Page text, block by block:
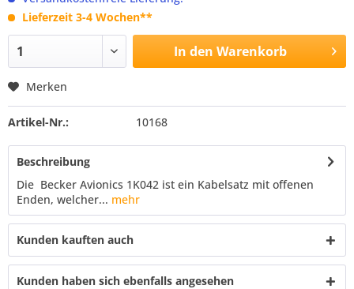
Lieferzeit 3-4 Wochen**
In den Warenkorb
Merken
Artikel-Nr.: 10168
Beschreibung
Die Becker Avionics 1K042 ist ein Kabelsatz mit offenen
Enden, welcher... mehr
Kunden kauften auch
Kunden haben sich ebenfalls angesehen